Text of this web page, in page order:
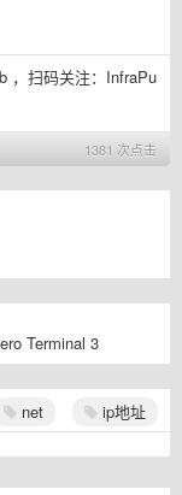
扫码关注： InfraPu
1381 次点击
Terminal 3
net ip地址